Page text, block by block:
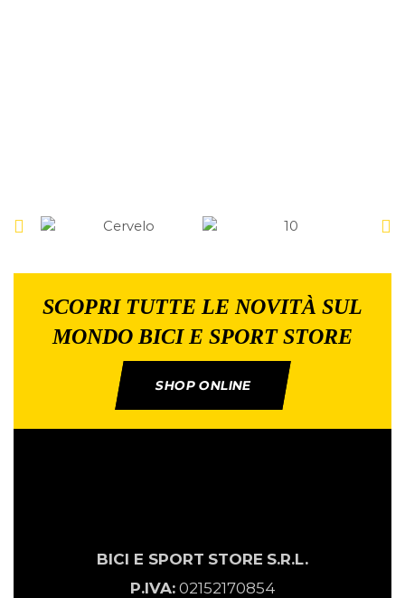
SCOPRI TUTTE LE NOVITÀ SUL
MONDO BICI E SPORT STORE
SHOP ONLINE
BICI E SPORT STORE S.R.L.
P.IVA:02152170854